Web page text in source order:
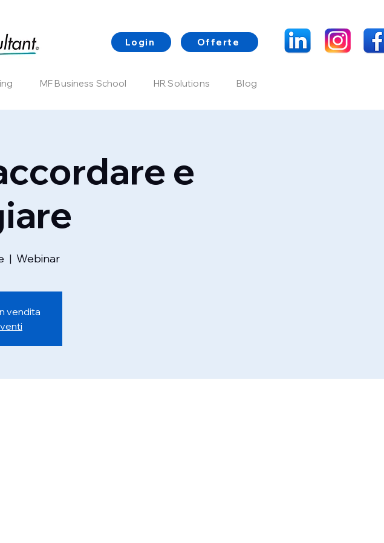
Login Offerte
MF Business School HR Solutions Blog
e
  |
Webinar
vendita